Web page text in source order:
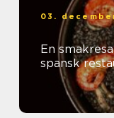
03.
En
spansk